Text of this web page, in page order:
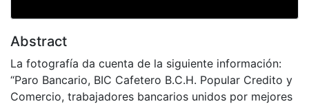
Abstract
La fotografía da cuenta de la siguiente información:
“Paro Bancario, BIC Cafetero B.C.H. Popular Credito y
Comercio, trabajadores bancarios unidos por mejores